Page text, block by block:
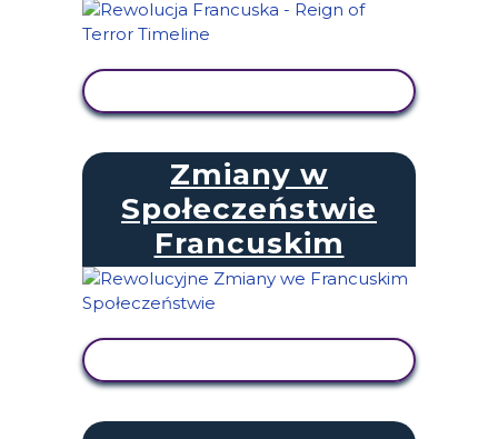
Zmiany w
Społeczeństwie
Francuskim